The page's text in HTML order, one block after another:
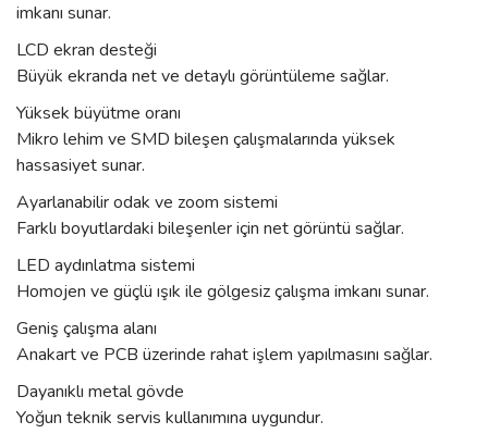
imkanı sunar.
LCD ekran desteği
Büyük ekranda net ve detaylı görüntüleme sağlar.
Yüksek büyütme oranı
Mikro lehim ve SMD bileşen çalışmalarında yüksek
hassasiyet sunar.
Ayarlanabilir odak ve zoom sistemi
Farklı boyutlardaki bileşenler için net görüntü sağlar.
LED aydınlatma sistemi
Homojen ve güçlü ışık ile gölgesiz çalışma imkanı sunar.
Geniş çalışma alanı
Anakart ve PCB üzerinde rahat işlem yapılmasını sağlar.
Dayanıklı metal gövde
Yoğun teknik servis kullanımına uygundur.